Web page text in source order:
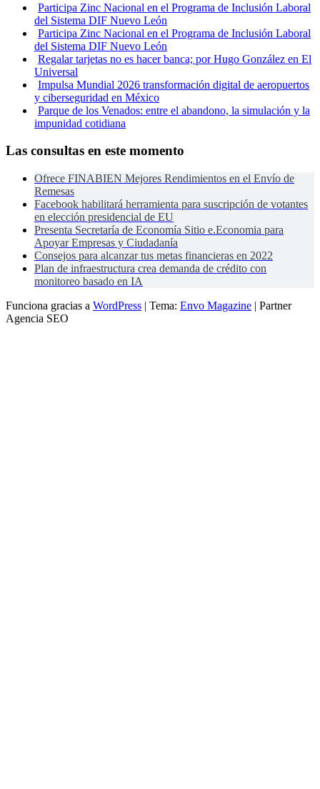
Participa Zinc Nacional en el Programa de Inclusión Laboral
del Sistema DIF Nuevo León
Participa Zinc Nacional en el Programa de Inclusión Laboral
del Sistema DIF Nuevo León
Regalar tarjetas no es hacer banca; por Hugo González en El
Universal
Impulsa Mundial 2026 transformación digital de aeropuertos
y ciberseguridad en México
Parque de los Venados: entre el abandono, la simulación y la
impunidad cotidiana
Las consultas en este momento
Ofrece FINABIEN Mejores Rendimientos en el Envío de
Remesas
Facebook habilitará herramienta para suscripción de votantes
en elección presidencial de EU
Presenta Secretaría de Economía Sitio e.Economia para
Apoyar Empresas y Ciudadanía
Consejos para alcanzar tus metas financieras en 2022
Plan de infraestructura crea demanda de crédito con
monitoreo basado en IA
Funciona gracias a WordPress | Tema: Envo Magazine | Partner
Agencia SEO